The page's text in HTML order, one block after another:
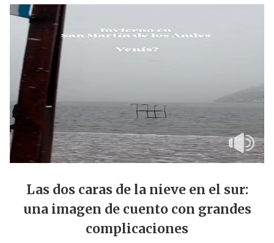
Las dos caras de la nieve en el sur:
una imagen de cuento con grandes
complicaciones